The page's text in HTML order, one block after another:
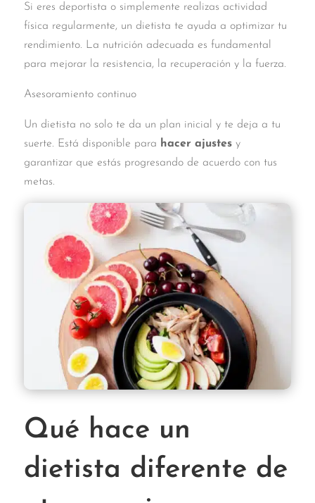
Si eres deportista o simplemente realizas actividad
física regularmente, un dietista te ayuda a optimizar tu
rendimiento. La nutrición adecuada es fundamental
para mejorar la resistencia, la recuperación y la fuerza.
Asesoramiento continuo
Un dietista no solo te da un plan inicial y te deja a tu
suerte. Está disponible para hacer ajustesy
garantizar que estás progresando de acuerdo con tus
metas.
Qué hace un
dietista diferente de